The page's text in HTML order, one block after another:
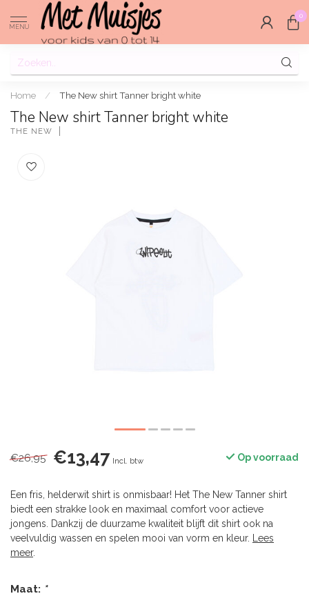
MENU
0
Home / The New shirt Tanner bright white
The New shirt Tanner bright white
THE NEW
€26,95 €13,47 Incl. btw Op voorraad
Een fris, helderwit shirt is onmisbaar! Het The New Tanner shirt
biedt een strakke look en maximaal comfort voor actieve
jongens. Dankzij de duurzame kwaliteit blijft dit shirt ook na
veelvuldig wassen en spelen mooi van vorm en kleur.
Lees
meer.
Maat: *